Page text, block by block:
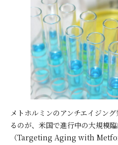
メトホルミンのアンチエイジン
るのが、米国で進行中の大規模
（Targeting Aging with